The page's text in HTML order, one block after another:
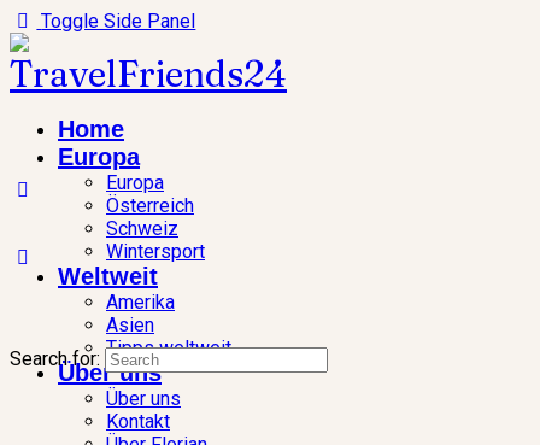
Toggle Side Panel
Home
Europa
Europa
Österreich
Schweiz
Wintersport
Weltweit
Amerika
Asien
Tipps weltweit
Über uns
Über uns
Kontakt
Search for: